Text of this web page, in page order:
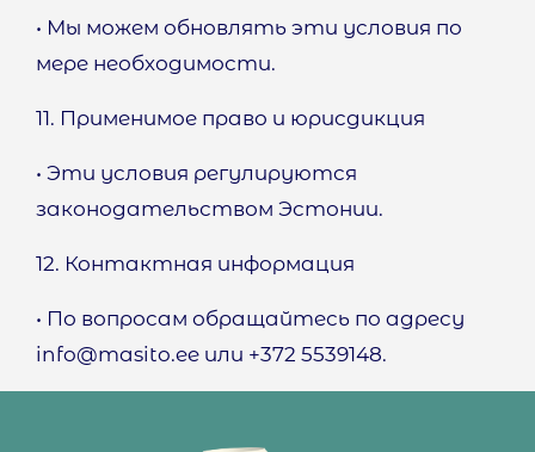
• Мы можем обновлять эти условия по
мере необходимости.
11. Применимое право и юрисдикция
• Эти условия регулируются
законодательством Эстонии.
12. Контактная информация
• По вопросам обращайтесь по адресу
info@masito.ee или +372 5539148.